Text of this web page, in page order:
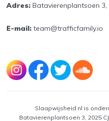
Adres:Batavierenplantsoen 3,
E-mail:team@trafficfamily.io
Slaapwijsheid.nl is
Batavierenplantsoen 3, 2025